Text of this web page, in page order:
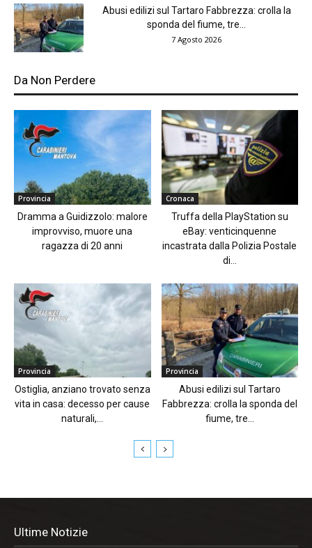
Abusi edilizi sul Tartaro Fabbrezza: crolla la
sponda del fiume, tre...
7 Agosto 2026
Da Non Perdere
Provincia
Dramma a Guidizzolo: malore
improvviso, muore una
ragazza di 20 anni
Cronaca
Truffa della PlayStation su
eBay: venticinquenne
incastrata dalla Polizia Postale
di...
Provincia
Ostiglia, anziano trovato senza
vita in casa: decesso per cause
naturali,...
Provincia
Abusi edilizi sul Tartaro
Fabbrezza: crolla la sponda del
fiume, tre...
Ultime Notizie